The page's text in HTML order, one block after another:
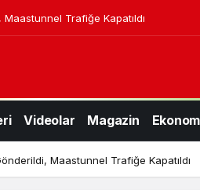
Maastunnel Trafiğe Kapatıldı
Videolar Magazin
Maastunnel Trafiğe Kapatıldı